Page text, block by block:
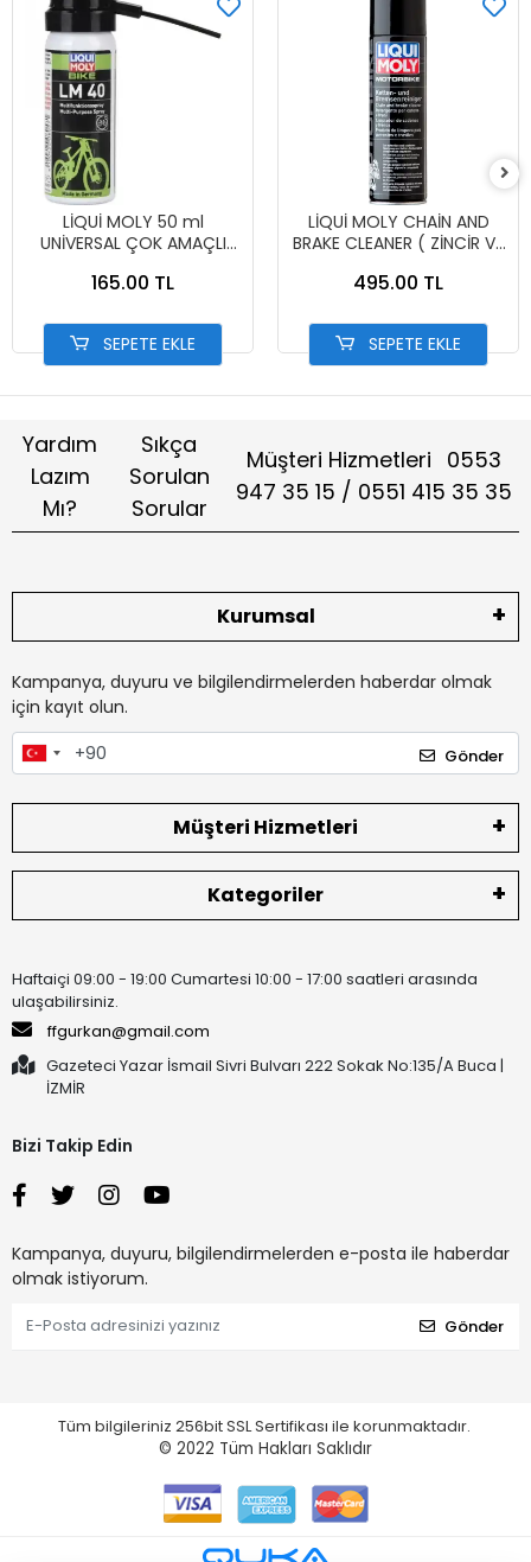
LİQUİ MOLY 50 ml
UNİVERSAL ÇOK AMAÇLI
165.00 TL
SEPETE EKLE
LİQUİ MOLY CHAİN AND
BRAKE CLEANER ( ZİNCİR VE
)
495.00 TL
SEPETE EKLE
Yardım
Lazım
Mı?
Sıkça
Sorulan
Sorular
Müşteri Hizmetleri 0553
947 35 15 / 0551 415 35 35
Kurumsal
Kampanya, duyuru ve bilgilendirmelerden haberdar olmak
için kayıt olun.
Gönder
Müşteri Hizmetleri
Kategoriler
Haftaiçi 09:00 - 19:00 Cumartesi 10:00 - 17:00 saatleri arasında
ulaşabilirsiniz.
ffgurkan@gmail.com
Gazeteci Yazar İsmail Sivri Bulvarı 222 Sokak No:135/A Buca |
İZMİR
Bizi Takip Edin
Kampanya, duyuru, bilgilendirmelerden e-posta ile haberdar
olmak istiyorum.
Gönder
Tüm bilgileriniz 256bit SSL Sertifikası ile korunmaktadır.
© 2022 Tüm Hakları Saklıdır